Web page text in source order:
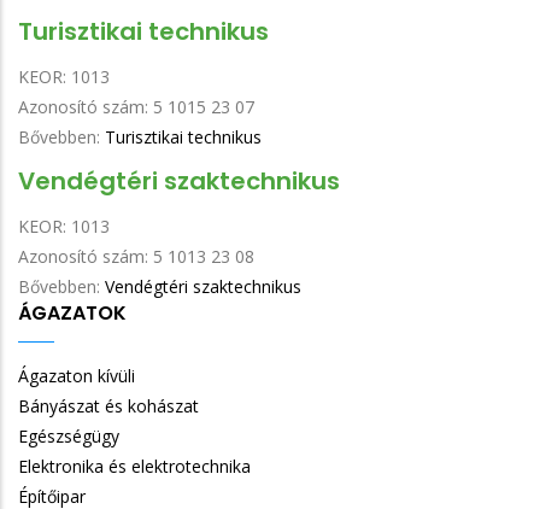
Turisztikai technikus
KEOR: 1013
Azonosító szám: 5 1015 23 07
Bővebben: Turisztikai technikus
Vendégtéri szaktechnikus
KEOR: 1013
Azonosító szám: 5 1013 23 08
Bővebben: Vendégtéri szaktechnikus
ÁGAZATOK
Ágazaton kívüli
Bányászat és kohászat
Egészségügy
Elektronika és elektrotechnika
Építőipar